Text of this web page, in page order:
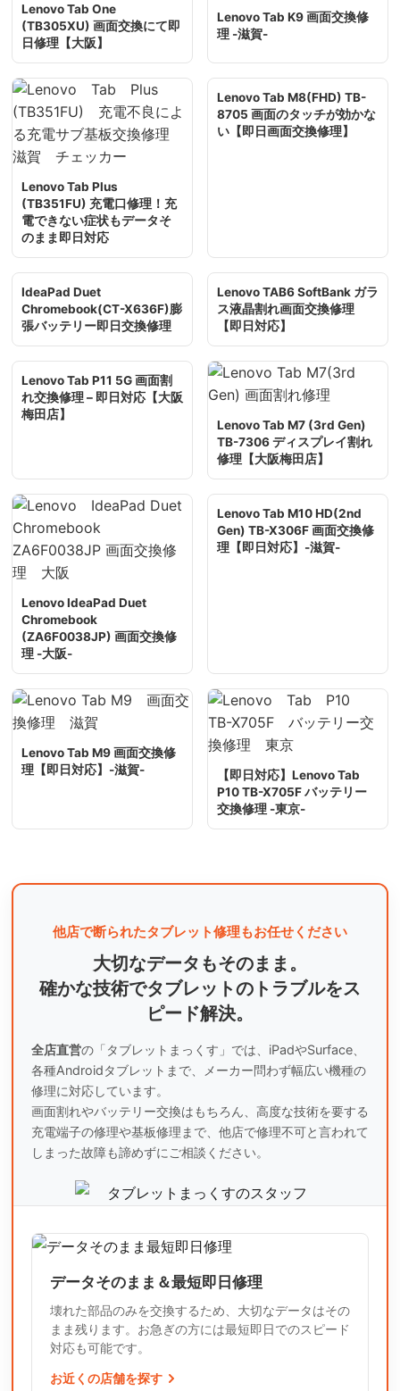
Lenovo Tab One
(TB305XU) 画面交換にて即
日修理【大阪】
Lenovo Tab K9 画面交換修
理 -滋賀-
Lenovo Tab Plus
(TB351FU) 充電口修理！充
電できない症状もデータそ
のまま即日対応
Lenovo Tab M8(FHD) TB-
8705 画面のタッチが効かな
い【即日画面交換修理】
IdeaPad Duet
Chromebook(CT-X636F)膨
張バッテリー即日交換修理
Lenovo TAB6 SoftBank ガラ
ス液晶割れ画面交換修理
【即日対応】
Lenovo Tab P11 5G 画面割
れ交換修理 – 即日対応【大阪
梅田店】
Lenovo Tab M7 (3rd Gen)
TB-7306 ディスプレイ割れ
修理【大阪梅田店】
Lenovo IdeaPad Duet
Chromebook
(ZA6F0038JP) 画面交換修
理 -大阪-
Lenovo Tab M10 HD(2nd
Gen) TB-X306F 画面交換修
理【即日対応】-滋賀-
Lenovo Tab M9 画面交換修
理【即日対応】-滋賀-
【即日対応】Lenovo Tab
P10 TB-X705F バッテリー
交換修理 -東京-
他店で断られたタブレット修理もお任せください
大切なデータもそのまま。
確かな技術でタブレットのトラブルをス
ピード解決。
全店直営の「タブレットまっくす」では、iPadやSurface、
各種Androidタブレットまで、
メーカー問わず幅広い機種の
修理に対応しています。
画面割れやバッテリー交換はもちろん、高度な技術を要する
充電端子の修理や基板修理まで、 他店で修理不可と言われて
しまった故障も諦めずにご相談ください。
データそのまま＆最短即日修理
壊れた部品のみを交換するため、大切なデータはその
まま残ります。お急ぎの方には最短即日でのスピード
対応も可能です。
お近くの店舗を探す